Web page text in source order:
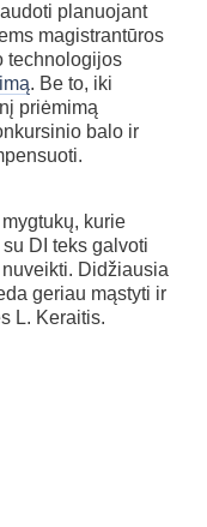
planuojant
magistrantūros
technologijos
. Be to, iki
priėmimą
balo ir
kurie
DI teks galvoti
Didžiausia
geriau mąstyti ir
L. Keraitis.